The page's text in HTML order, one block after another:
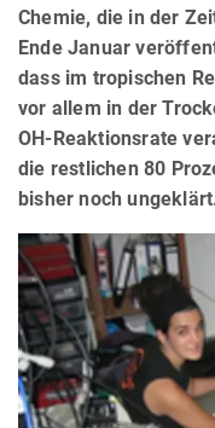
Chemie, die in der
Ende Januar
dass im tropischen
vor allem in der
OH-Reaktionsrate
die restlichen 80
bisher noch